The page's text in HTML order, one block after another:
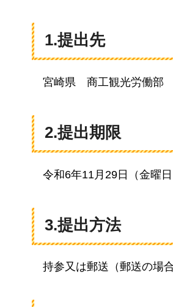
1.提出先
宮崎県 商工観光労働部
2.提出期限
令和6年11 月29日（金曜
3.提出方法
持参又は郵送（郵送の場